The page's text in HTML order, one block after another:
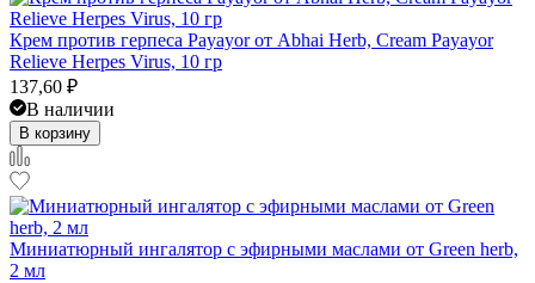
Крем против герпеса Payayor от Abhai Herb, Cream Payayor
Relieve Herpes Virus, 10 гр
137,60 ₽
В наличии
В корзину
Миниатюрный ингалятор с эфирными маслами от Green herb,
2 мл